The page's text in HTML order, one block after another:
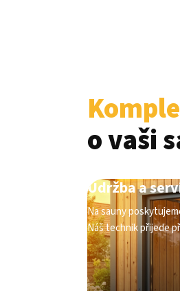
o vaši
Údržba a
Na sauny
Náš technik přijede